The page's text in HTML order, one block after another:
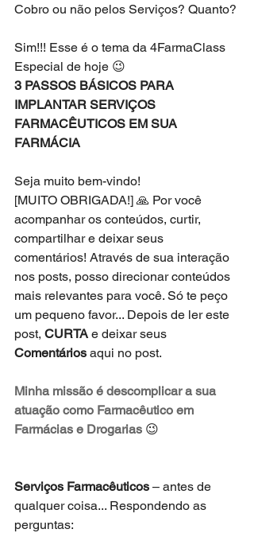
Cobro ou não pelos Serviços? Quanto?
Sim!!! Esse é o tema da 4FarmaClass
Especial de hoje 😉
3 PASSOS BÁSICOS PARA
IMPLANTAR SERVIÇOS
FARMACÊUTICOS EM SUA
FARMÁCIA
Seja muito bem-vindo!
[MUITO OBRIGADA!] 🙏 Por você
acompanhar os conteúdos, curtir,
compartilhar e deixar seus
comentários! Através de sua interação
nos posts, posso direcionar conteúdos
mais relevantes para você. Só te peço
um pequeno favor... Depois de ler este
post, CURTA e deixar seus
Comentários aqui no post.
Minha missão é descomplicar a sua
atuação como Farmacêutico em
Farmácias e Drogarias 😉
Serviços Farmacêuticos – antes de
qualquer coisa... Respondendo as
perguntas: